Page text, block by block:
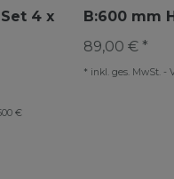
4 x
€
B:600 mm
89,00 € *
* inkl. ges. MwSt.-